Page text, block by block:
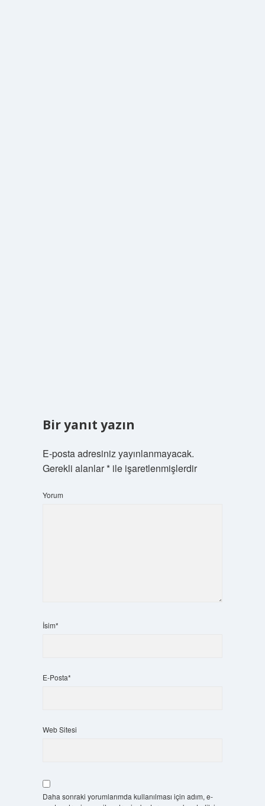
Bir yanıt yazın
E-posta adresiniz yayınlanmayacak.
Gerekli alanlar*ile işaretlenmişlerdir
Yorum
İsim*
E-Posta*
Web Sitesi
Daha sonraki yorumlarımda kullanılması için adım, e-